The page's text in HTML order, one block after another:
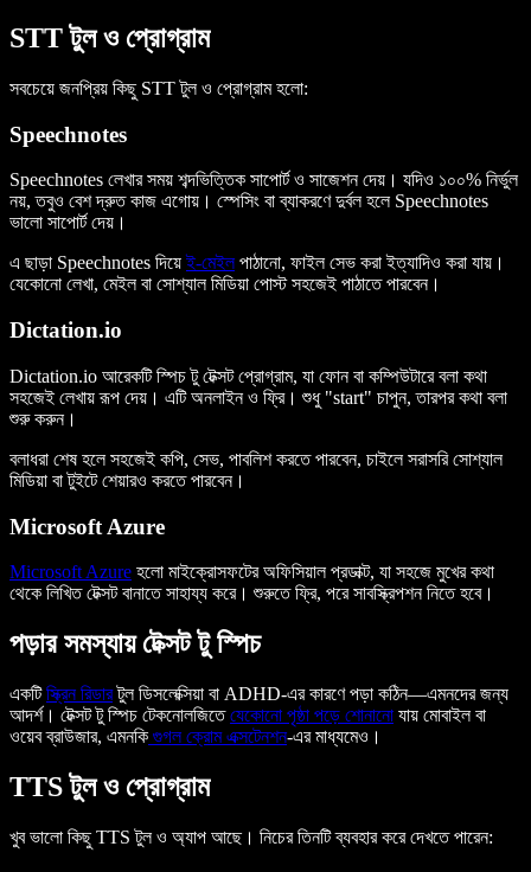
STT টুল ও প্রোগ্রাম
সবচেয়ে জনপ্রিয় কিছু STT টুল ও প্রোগ্রাম হলো:
Speechnotes
Speechnotes লেখার সময় শব্দভিত্তিক সাপোর্ট ও সাজেশন দেয়। যদিও ১০০% নির্ভুল
নয়, তবুও বেশ দ্রুত কাজ এগোয়। স্পেসিং বা ব্যাকরণে দুর্বল হলে Speechnotes
ভালো সাপোর্ট দেয়।
এ ছাড়া Speechnotes দিয়েই-মেইলপাঠানো, ফাইল সেভ করা ইত্যাদিও করা যায়।
যেকোনো লেখা, মেইল বা সোশ্যাল মিডিয়া পোস্ট সহজেই পাঠাতে পারবেন।
Dictation.io
Dictation.io আরেকটি স্পিচ টু টেক্সট প্রোগ্রাম, যা ফোন বা কম্পিউটারে বলা কথা
সহজেই লেখায় রূপ দেয়। এটি অনলাইন ও ফ্রি। শুধু "start" চাপুন, তারপর কথা বলা
শুরু করুন।
বলাধরা শেষ হলে সহজেই কপি, সেভ, পাবলিশ করতে পারবেন, চাইলে সরাসরি সোশ্যাল
মিডিয়া বা টুইটে শেয়ারও করতে পারবেন।
Microsoft Azure
Microsoft Azure হলো মাইক্রোসফটের অফিসিয়াল প্রডাক্ট, যা সহজে মুখের কথা
থেকে লিখিত টেক্সট বানাতে সাহায্য করে। শুরুতে ফ্রি, পরে সাবস্ক্রিপশন নিতে হবে।
পড়ার সমস্যায় টেক্সট টু স্পিচ
একটিস্ক্রিন রিডারটুল ডিসলেক্সিয়া বা ADHD-এর কারণে পড়া কঠিন—এমনদের জন্য
আদর্শ। টেক্সট টু স্পিচ টেকনোলজিতেযেকোনো পৃষ্ঠা পড়ে শোনানো যায় মোবাইল বা
ওয়েব ব্রাউজার, এমনকি গুগল ক্রোম এক্সটেনশন-এর মাধ্যমেও।
TTS টুল ও প্রোগ্রাম
খুব ভালো কিছু TTS টুল ও অ্যাপ আছে। নিচের তিনটি ব্যবহার করে দেখতে পারেন: